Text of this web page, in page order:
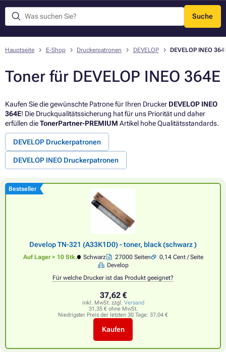
Suche
Menü
Hauptseite E-Shop Druckerpatronen DEVELOP DEVELOP INEO
Toner für DEVELOP INEO 364E
Kaufen Sie die gewünschte Patrone für Ihren Drucker DEVELOP INEO
364E! Die Druckqualitätssicherung hat für uns Priorität und daher
erfüllen dieTonerPartner-PREMIUM Artikel hohe Qualitätsstandards.
DEVELOP Druckerpatronen
DEVELOP INEO Druckerpatronen
Bestseller
Develop TN-321 (A33K1D0) - toner, black (schwarz )
Auf Lager > 10 Stk. Schwarz 27000 Seiten
0,14 Cent / Seite
Develop
Für welche Drucker ist das Produkt geeignet?
37,62 €
inkl. MwSt. zzgl. Versand
31,35 € ohne MwSt.
Niedrigster Preis der letzten 30 Tage: 37,04 €
Kaufen